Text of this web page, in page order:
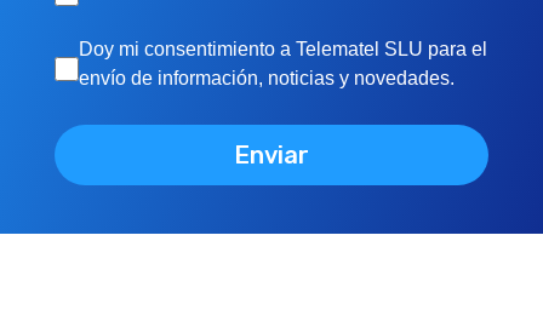
Doy mi consentimiento a Telematel SLU para el
envío de información, noticias y novedades.